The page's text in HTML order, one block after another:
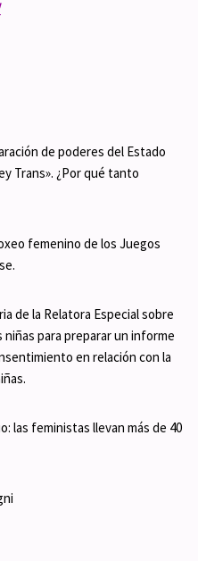
de poderes del Estado
Trans». ¿Por qué tanto
femenino de los Juegos
de la Relatora Especial sobre
niñas para preparar un informe
en relación con la
las feministas llevan más de 40